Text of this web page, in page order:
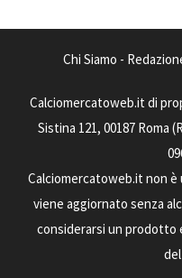
Chi Siamo -
Calciomercatoweb.it di
Sistina 121, 00187 Roma
Calciomercatoweb.it non
viene aggiornato senza
considerarsi un prodotto
del